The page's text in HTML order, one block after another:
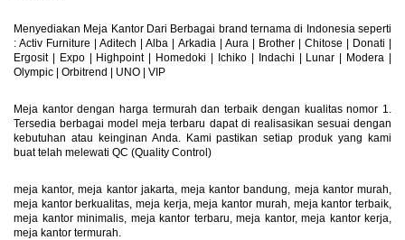
Menyediakan Meja Kantor Dari Berbagai brand ternama di Indonesia seperti
: Activ Furniture |Aditech |Alba Arkadia| Aura| Brother| Chitose Donati
Ergosit| Expo| Highpoint| Homedoki Ichiko| Indachi Lunar Modera
Olympic
Orbitrend UNO VIP
Meja kantor dengan harga termurah dan terbaik dengan kualitas nomor 1.
Tersedia berbagai model meja terbaru dapat di realisasikan sesuai dengan
kebutuhan atau keinginan Anda. Kami pastikan setiap produk yang kami
buat telah melewati QC (Quality Control)
meja kantor, meja kantor jakarta, meja kantor bandung, meja kantor murah,
meja kantor berkualitas, meja kerja, meja kantor murah, meja kantor terbaik,
meja kantor minimalis, meja kantor terbaru, meja kantor, meja kantor kerja,
meja kantor termurah.